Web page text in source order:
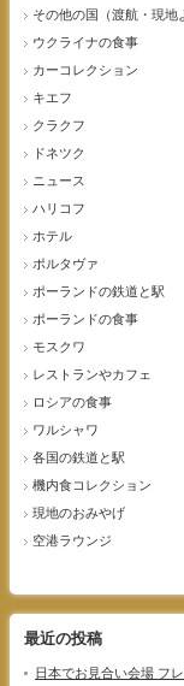
その他の国（渡航・現地
ウクライナの食事
カーコレクション
キエフ
クラクフ
ドネツク
ニュース
ハリコフ
ホテル
ポルタヴァ
ポーランドの鉄道と駅
ポーランドの食事
モスクワ
レストランやカフェ
ロシアの食事
ワルシャワ
各国の鉄道と駅
機内食コレクション
現地のおみやげ
空港ラウンジ
最近の投稿
日本でお見合い会場 フ